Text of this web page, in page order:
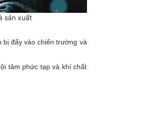
sản xuất
bị đẩy vào chiến trường và
tâm phức tạp và khí chất